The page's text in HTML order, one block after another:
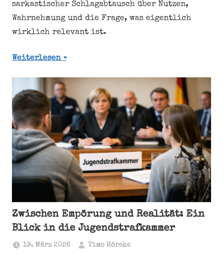
sarkastischer Schlagabtausch über Nutzen,
Wahrnehmung und die Frage, was eigentlich
wirklich relevant ist.
Weiterlesen
Zwischen Empörung und Realität: Ein
Blick in die Jugendstrafkammer
19. März 2026
Timo Hörske